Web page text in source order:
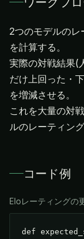
2つのモデルのレ
を計算する。
実際の対戦結果(
だけ上回った・
を増減させる。
これを大量の対
ルのレーティン
コード例
Eloレーティングの
def